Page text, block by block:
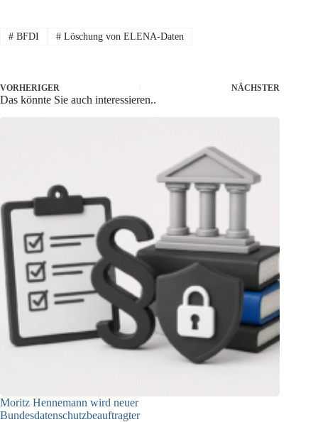
#BFDI #Löschung von ELENA-Daten
VORHERIGER NÄCHSTER
Das könnte Sie auch interessieren..
Moritz Hennemann wird neuer
Bundesdatenschutzbeauftragter